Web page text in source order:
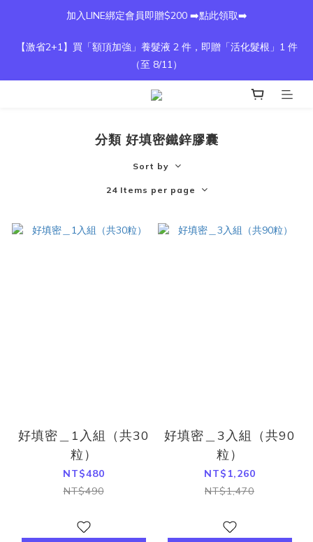
加入LINE綁定會員即贈$200 ➡️點此領取➡️
【激省2+1】買「額頂加強」養髮液 2 件，即贈「活化髮根」1 件
（至 8/11）
分類 好填密鐵鋅膠囊
Sort by
24 Items per page
好填密＿1入組（共30
粒）
NT$480
NT$490
好填密＿3入組（共90
粒）
NT$1,260
NT$1,470